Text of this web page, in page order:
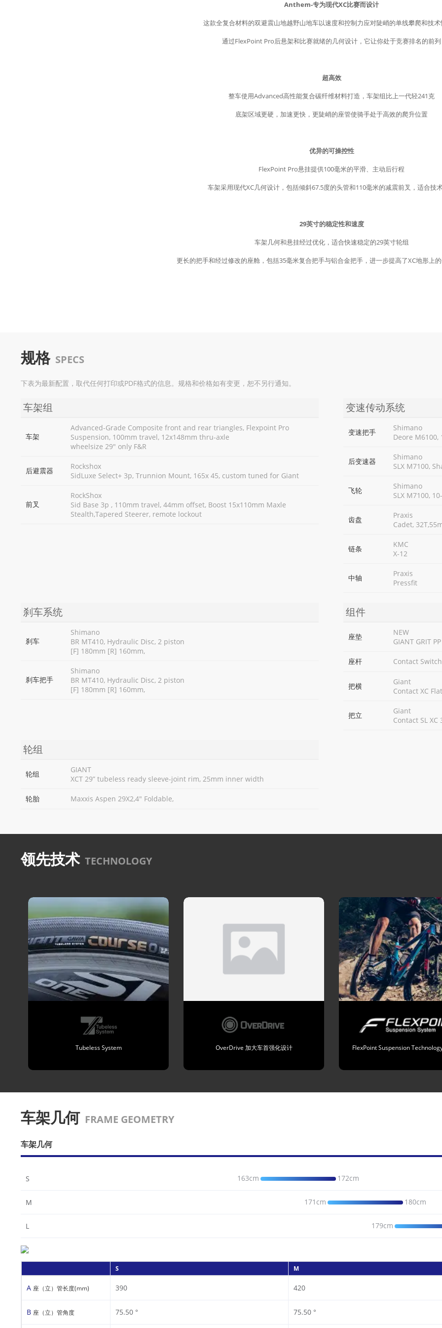
Anthem-专为现代XC比赛而设计
这款全复合材料的双避震山地越野山地车以速度和控制力应对陡峭的单线攀爬和技术
通过FlexPoint Pro后悬架和比赛就绪的几何设计，它让你处于竞赛排名的前列
超高效
整车使用Advanced高性能复合碳纤维材料打造，车架组比上一代轻241克
底架区域更硬，加速更快，更陡峭的座管使骑手处于高效的爬升位置
优异的可操控性
FlexPoint Pro悬挂提供100毫米的平滑、主动后行程
车架采用现代XC几何设计，包括倾斜67.5度的头管和110毫米的减震前叉，适合技
29英寸的稳定性和速度
车架几何和悬挂经过优化，适合快速稳定的29英寸轮组
更长的把手和经过修改的座舱，包括35毫米复合把手与铝合金把手，进一步提高了XC地形上的
规格 SPECS
下表为最新配置，取代任何打印或PDF格式的信息。规格和价格如有变更，恕不另行通知。
车架组
车架
Advanced-Grade Composite front and rear triangles, Flexpoint Pro
Suspension, 100mm travel, 12x148mm thru-axle
wheelsize 29" only F&R
后避震器
Rockshox
SidLuxe Select+ 3p, Trunnion Mount, 165x 45, custom tuned for Giant
前叉
RockShox
Sid Base 3p , 110mm travel, 44mm offset, Boost 15x110mm Maxle
Stealth,Tapered Steerer, remote lockout
变速传动系统
变速把手
Shimano
Deore M6100,
后变速器
Shimano
SLX M7100,
飞轮
Shimano
SLX M7100,
齿盘
Praxis
Cadet,
链条
KMC
X-12
中轴
Praxis
Pressfit
刹车系统
刹车
Shimano
BR MT410, Hydraulic Disc, 2 piston
[F] 180mm [R] 160mm,
刹车把手
Shimano
BR MT410, Hydraulic Disc, 2 piston
[F] 180mm [R] 160mm,
组件
座垫
NEW
GIANT GRIT PP
座杆 Contact
把横
Giant
Contact XC
把立
Giant
Contact SL XC
轮组
轮组
GIANT
XCT 29” tubeless ready sleeve-joint rim, 25mm inner width
轮胎 Maxxis Aspen 29X2,4" Foldable,
领先技术 TECHNOLOGY
Tubeless System OverDrive 加大车首强化设计 FlexPoint Suspension
车架几何 FRAME GEOMETRY
车架几何
S 163cm 172cm
M 171cm 180cm
L 179cm
S M
A 座（立）管长度(mm) 390 420
B 座（立）管角度 75.50 ° 75.50 °